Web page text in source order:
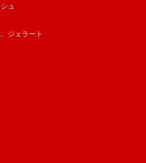
ュ
ジェラート